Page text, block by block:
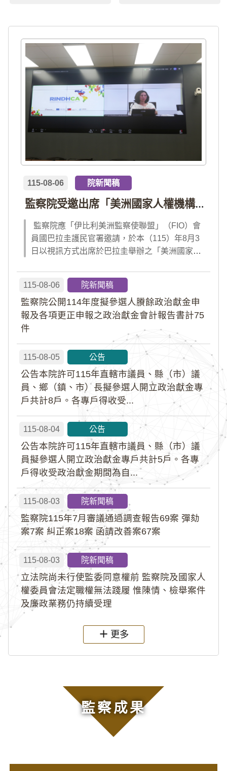
監察院受邀出席「美洲國家人權機構網絡」年會 分享我國氣候災害防治經驗 打造國際永續韌性
115-08-06 院新聞稿
監察院應「伊比利美洲監察使聯盟」（FIO）會
員國巴拉圭護民官署邀請，於本（115）年8月3
日以視訊方式出席於巴拉圭舉辦之「美洲國家人
報告，就美洲地區環境災害、氣候緊急狀態與人
權風險等議題，與拉美地區監察機構、護民官署
及紅十字國際委員會、原住民社區支持組織...
115-08-06 院新聞稿
監察院公開114年度擬參選人賸餘政治獻金申
報及各項更正申報之政治獻金會計報告書計75
件
115-08-05 公告
公告本院許可115年直轄市議員、縣（市）議
員、鄉（鎮、市）長擬參選人開立政治獻金專
戶共計8戶。各專戶得收受...
115-08-04 公告
公告本院許可115年直轄市議員、縣（市）議
員擬參選人開立政治獻金專戶共計5戶。各專
戶得收受政治獻金期間為自...
115-08-03 院新聞稿
監察院115年7月審議通過調查報告69案 彈劾
案7案 糾正案18案 函請改善案67案
115-08-03 院新聞稿
立法院尚未行使監委同意權前 監察院及國家人
權委員會法定職權無法踐履 惟陳情、檢舉案件
及廉政業務仍持續受理
更多
監察成果